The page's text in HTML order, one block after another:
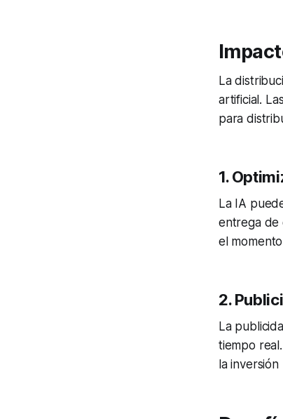
La
artificial.
para
1.
La IA
entrega de
el
2.
La
tiempo
la